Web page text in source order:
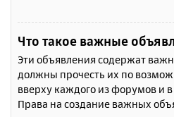
Что такое важные
Эти объявления содержат
должны прочесть их по
вверху каждого из форумов и
Права на создание важных